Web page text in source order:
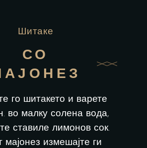
Шитаке
СО
го шитакето и варете
во малку солена вода,
ставиле лимонов сок.
мајонез измешајте ги